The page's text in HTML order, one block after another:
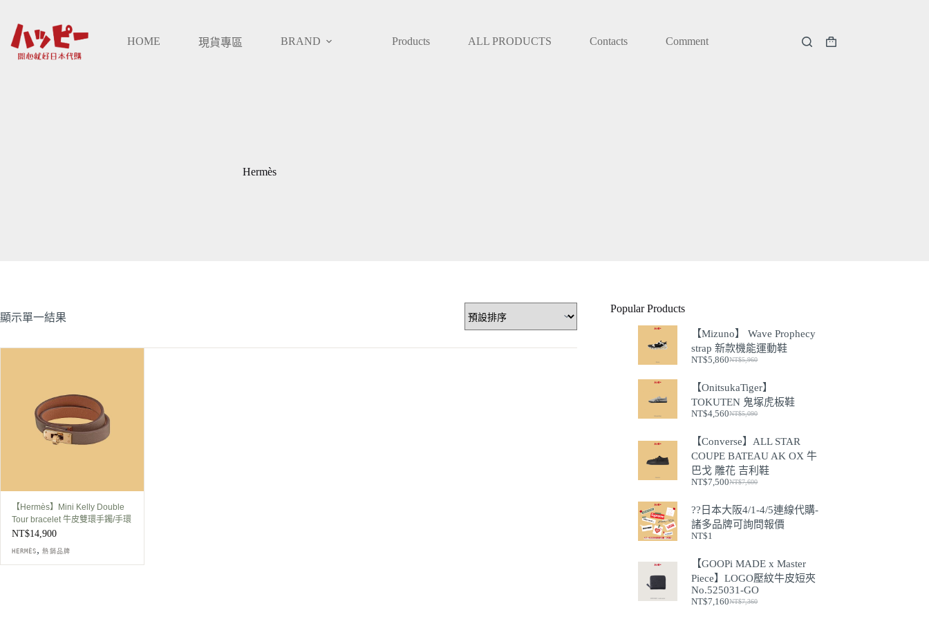
HOME 現貨專區 BRAND Products ALL PRODUCTS Contacts Comment
購
Hermès
顯示單一結果
【Hermès】Mini Kelly Double
Tour bracelet 牛皮雙環手鐲/手環
NT$14,900
HERMÈS ,熱銷品牌
Popular Products
【Mizuno】 Wave Prophecy
strap 新款機能運動鞋
NT$5,960
原
價
格：
NT$5,960。
NT$5,860
目
價
格：
NT$5,860。
【OnitsukaTiger】
TOKUTEN 鬼塚虎板鞋
NT$5,090
原
價
格：
NT$5,090。
NT$4,560
目
價
格：
NT$4,560。
【Converse】ALL STAR
COUPE BATEAU AK OX 牛
巴戈 雕花 吉利鞋
NT$7,600
原
價
格：
NT$7,500
目
價
格：
??日本大阪4/1-4/5連線代購-
諸多品牌可詢問報價
NT$1
【GOOPi MADE x Master
Piece】LOGO壓紋牛皮短夾
No.525031-GO
NT$7,360
原
NT$7,160
目